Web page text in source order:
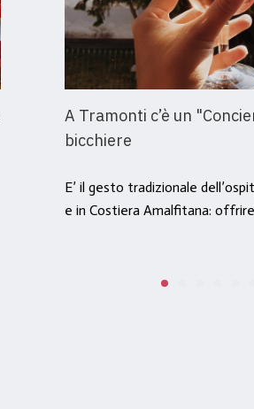
A Tramonti c’è un
bicchiere
E’ il gesto tradizionale
e in Costiera Amalfitana: offrire